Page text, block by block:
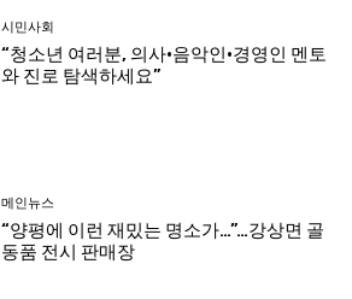
시민사회
“청소년 여러분, 의사·음악인·경영인 멘토
와 진로 탐색하세요”
메인뉴스
“양평에 이런 재밌는 명소가…”…강상면 골
동품 전시 판매장